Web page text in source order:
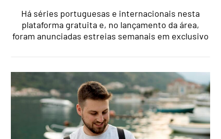
Há séries portuguesas e internacionais nesta
plataforma gratuita e, no lançamento da área,
foram anunciadas estreias semanais em exclusivo